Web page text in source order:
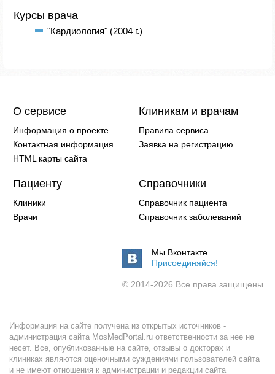
Курсы врача
"Кардиология" (2004 г.)
О сервисе
Информация о проекте
Контактная информация
HTML карты сайта
Клиникам и врачам
Правила сервиса
Заявка на регистрацию
Пациенту
Клиники
Врачи
Справочники
Справочник пациента
Справочник заболеваний
Мы Вконтакте
Присоединяйся!
© 2014-2026 Все права защищены.
Информация на сайте получена из открытых источников -
администрация сайта MosMedPortal.ru ответственности за нее не
несет. Все, опубликованные на сайте, отзывы о докторах и
клиниках являются оценочными суждениями пользователей сайта
и не имеют отношения к администрации и редакции сайта